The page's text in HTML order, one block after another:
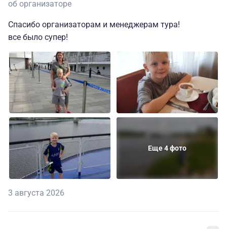
об организаторе
Спасибо организаторам и менеджерам тура!
все было супер!
Еще 4 фото
3 августа 2026